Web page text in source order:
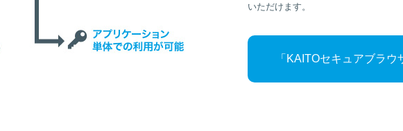
いただけます。
「KAITOセキュアブラウ